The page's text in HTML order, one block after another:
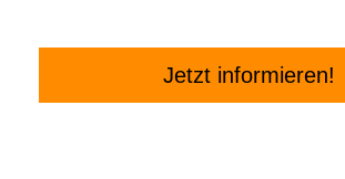
Jetzt informieren!